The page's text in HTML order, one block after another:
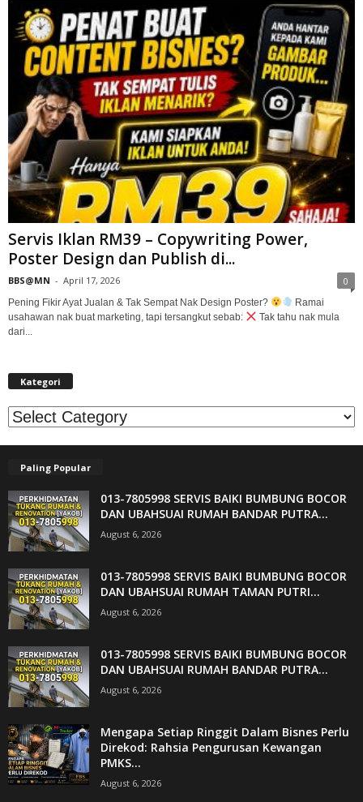
Servis Iklan RM39 – Copywriting Power,
Poster Design dan Publish di...
BBS@MN - April 17, 2026 0
Pening Fikir Ayat Jualan & Tak Sempat Nak Design Poster?
Ramai
usahawan nak buat marketing, tapi tersangkut sebab:
Tak tahu nak mula
dari...
Kategori
Kategori
Paling Popular
013-7805998 SERVIS BAIKI BUMBUNG BOCOR
DAN UBAHSUAI RUMAH BANDAR PUTRA...
August 6, 2026
013-7805998 SERVIS BAIKI BUMBUNG BOCOR
DAN UBAHSUAI RUMAH TAMAN PUTRI...
August 6, 2026
013-7805998 SERVIS BAIKI BUMBUNG BOCOR
DAN UBAHSUAI RUMAH BANDAR PUTRA...
August 6, 2026
Mengapa Setiap Ringgit Dalam Bisnes Perlu
Direkod: Rahsia Pengurusan Kewangan
PMKS...
August 6, 2026